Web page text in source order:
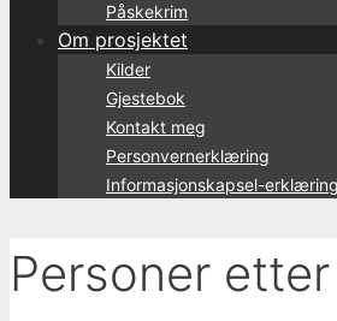
Påskekrim
Om prosjektet
Kilder
Gjestebok
Kontakt meg
Personvernerklæring
Informasjonskapsel-
Personer